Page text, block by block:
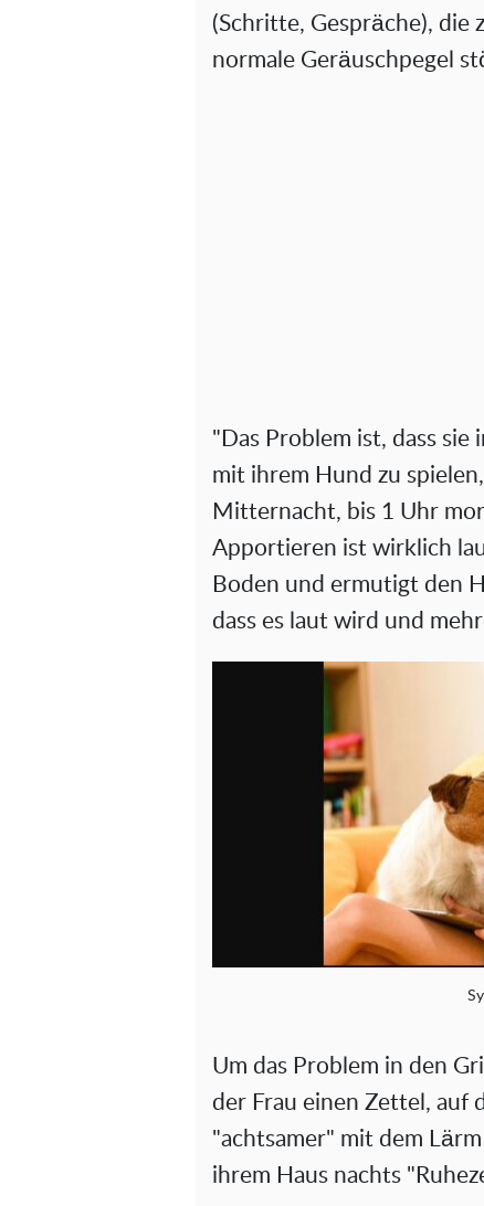
(Schritte, Gespräche), die
normale Geräuschpegel
"Das Problem ist, dass sie
mit ihrem Hund zu
Mitternacht, bis 1 Uhr
Apportieren ist wirklich
Boden und ermutigt den
dass es laut wird und
Um das Problem in den
der Frau einen Zettel, auf
"achtsamer" mit dem
ihrem Haus nachts